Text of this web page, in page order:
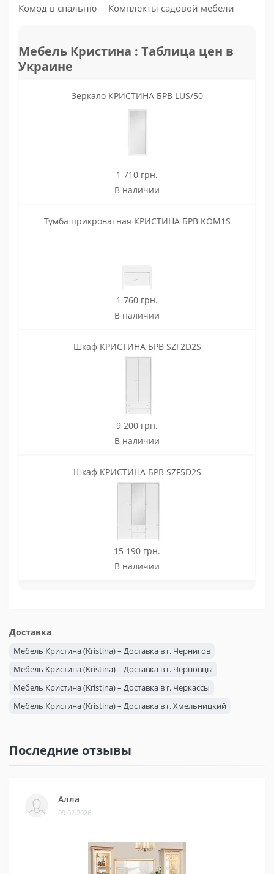
Комод в спальню
Комплекты садовой мебели
Мебель Кристина : Таблица цен в
Украине
Зеркало КРИСТИНА БРВ LUS/50
1 710 грн.
В наличии
Тумба прикроватная КРИСТИНА БРВ KOM1S
1 760 грн.
В наличии
Шкаф КРИСТИНА БРВ SZF2D2S
9 200 грн.
В наличии
Шкаф КРИСТИНА БРВ SZF5D2S
15 190 грн.
В наличии
Доставка
Мебель Кристина (Kristina) – Доставка в г. Чернигов
Мебель Кристина (Kristina) – Доставка в г. Черновцы
Мебель Кристина (Kristina) – Доставка в г. Черкассы
Мебель Кристина (Kristina) – Доставка в г. Хмельницкий
Мебель Кристина (Kristina) – Доставка в г. Ужгород
Мебель Кристина (Kristina) – Доставка в г. Сумы
Мебель Кристина (Kristina) – Доставка в г. Ровно
Мебель Кристина (Kristina) – Доставка в г. Одесса
Мебель Кристина (Kristina) – Доставка в г. Николаев
Последние отзывы
Алла
09.02.2026